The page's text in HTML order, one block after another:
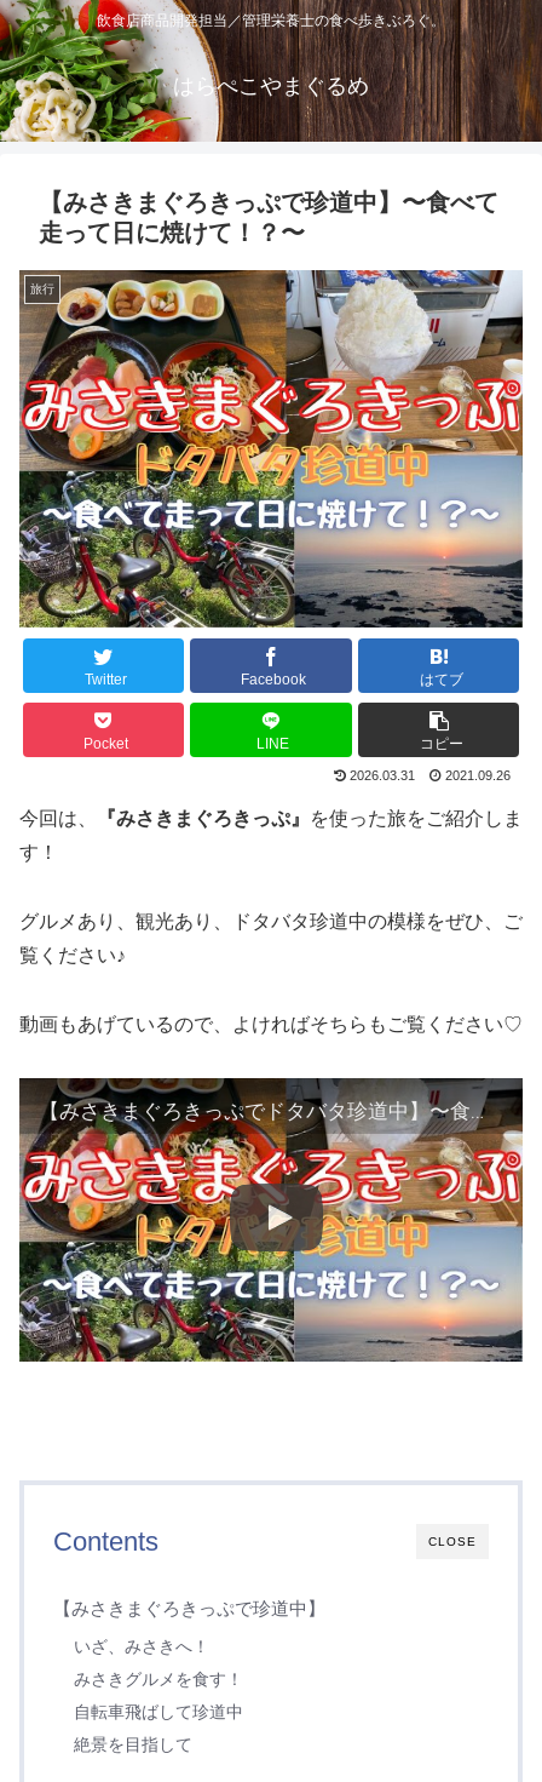
飲食店商品開発担当／管理栄養士の食べ歩きぶろぐ。
はらぺこやまぐるめ
【みさきまぐろきっぷで珍道中】〜食べて
走って日に焼けて！？〜
旅行
Twitter Facebook はてブ
Pocket LINE コピー
2026.03.31 2021.09.26
今回は、 『みさきまぐろきっぷ』
を使った旅をご紹介しま
す！
グルメあり、観光あり、ドタバタ珍道中の模様をぜひ、ご
覧ください♪
動画もあげているので、よければそちらもご覧ください♡
【みさきまぐろきっぷでドタバタ珍道中】〜食べて走って日に焼けて！？〜
CLOSE
Contents
【みさきまぐろきっぷで珍道中】
いざ、みさきへ！
みさきグルメを食す！
自転車飛ばして珍道中
絶景を目指して